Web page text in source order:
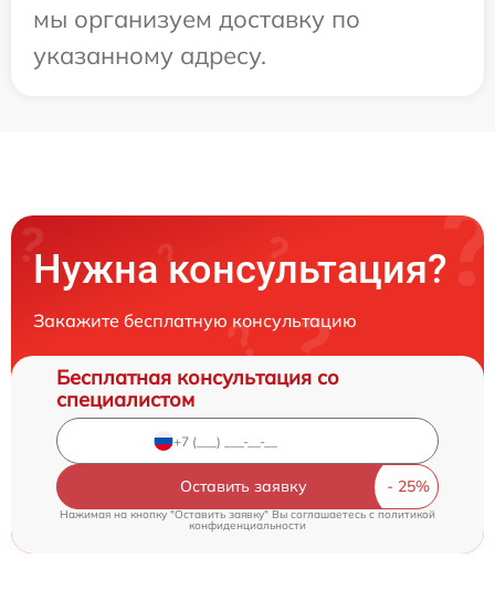
мы организуем доставку по
указанному адресу.
Нужна консультация?
Закажите бесплатную консультацию
Бесплатная консультация со
специалистом
Оставить заявку
Нажимая на кнопку "Оставить заявку" Вы соглашаетесь c политикой
конфиденциальности